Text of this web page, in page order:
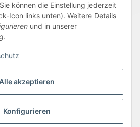
akzeptieren
Konfigurieren
können die Einstellung jederzeit
Icon links unten). Weitere Details
und in unserer
.
AGBSitemapImpressum
Widerrufsrecht